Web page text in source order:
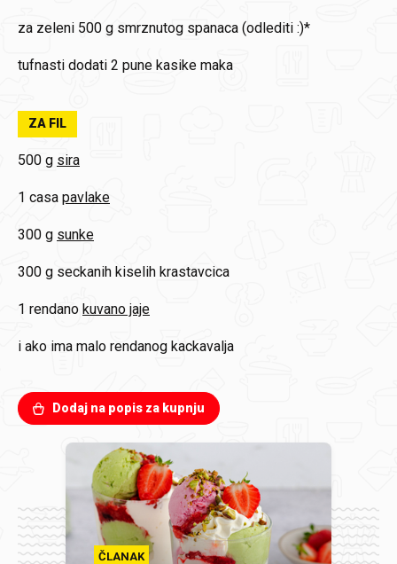
za zeleni 500 g smrznutog spanaca (odlediti :)*
tufnasti dodati 2 pune kasike maka
ZA FIL
500 g sira
1 casa pavlake
300 g sunke
300 g seckanih kiselih krastavcica
1 rendano kuvano jaje
i ako ima malo rendanog kackavalja
Dodaj na popis za kupnju
ČLANAK